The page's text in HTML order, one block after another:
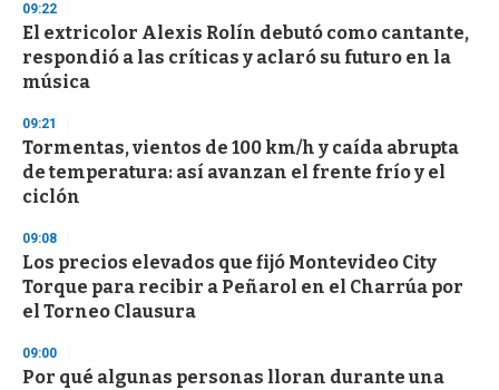
d
s
o
f
3
s
e
c
o
n
s
09:22
El extricolor Alexis Rolín debutó como cantante,
respondió a las críticas y aclaró su futuro en la
música
09:21
Tormentas, vientos de 100 km/h y caída abrupta
de temperatura: así avanzan el frente frío y el
ciclón
09:08
Los precios elevados que fijó Montevideo City
Torque para recibir a Peñarol en el Charrúa por
el Torneo Clausura
09:00
Por qué algunas personas lloran durante una